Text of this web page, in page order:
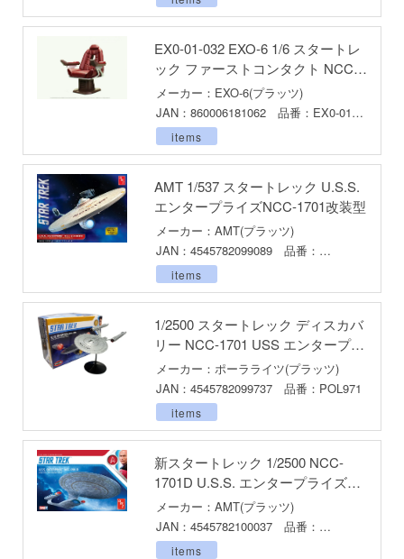
EX0-01-032 EXO-6 1/6 スタートレ
ック ファーストコンタクト NCC-
1701E エンタープライズ 艦長席
メーカー：EXO-6(プラッツ)
JAN：860006181062 品番：EX0-01-
032items
AMT 1/537 スタートレック U.S.S.
エンタープライズNCC-1701改装型
メーカー：AMT(プラッツ)
JAN：4545782099089 品番：
AMT1080
items
1/2500 スタートレック ディスカバ
リー NCC-1701 USS エンタープラ
イズ
メーカー：ポーラライツ(プラッツ)
JAN：4545782099737 品番：POL971
items
新スタートレック 1/2500 NCC-
1701D U.S.S. エンタープライズ
(スナップキット)
メーカー：AMT(プラッツ)
JAN：4545782100037 品番：
AMT1126
items
ャプターさくら
バンドクライ
ンレディ
記モスピーダ
バイファム
ミルキー☆サブウェイ
ーハニー
シリーズ
式アカウント